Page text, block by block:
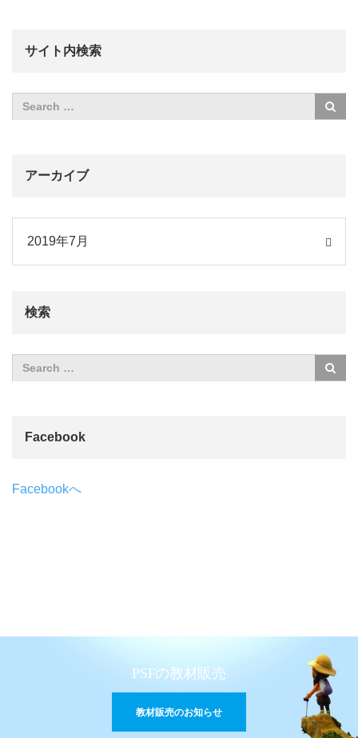
サイト内検索
アーカイブ
検索
Facebook
Facebookへ
PSFの教材販売
教材販売のお知らせ